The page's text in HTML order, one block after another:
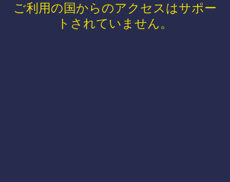
ご利用の国からのアクセスはサポー
トされていません。